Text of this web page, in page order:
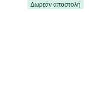
Δωρεάν αποστολή